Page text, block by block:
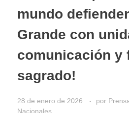
mundo
Grande con
comunicación y
sagrado!
28 de enero de 2026 por
Nacionales